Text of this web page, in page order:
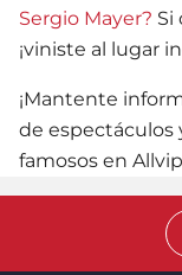
Sergio Mayer? Si
¡viniste al lugar
¡Mantente
de espectáculos
famosos en